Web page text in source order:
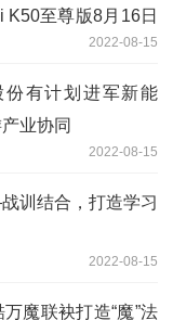
K50至尊版8月16日
2022-08-15
有计划进军新能
业协同
2022-08-15
训结合，打造学习
2022-08-15
魔联袂打造“魔”法